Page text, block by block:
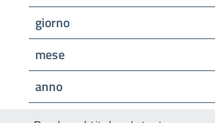
giorno
mese
anno